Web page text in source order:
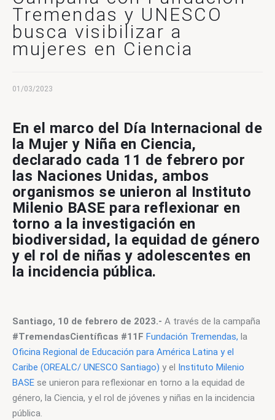
Tremendas y UNESCO
busca visibilizar a
mujeres en Ciencia
01/03/2023
En el marco del Día Internacional de
la Mujer y Niña en Ciencia,
declarado cada 11 de febrero por
las Naciones Unidas, ambos
organismos se unieron al Instituto
Milenio BASE para reflexionar en
torno a la investigación en
biodiversidad, la equidad de género
y el rol de niñas y adolescentes en
la incidencia pública.
Santiago, 10 de febrero de 2023.- A través de la campaña
#TremendasCientíficas #11F Fundación Tremendas, la
Oficina Regional de Educación para América Latina y el
Caribe (OREALC/ UNESCO Santiago) y el Instituto Milenio
BASE se unieron para reflexionar en torno a la equidad de
género, la Ciencia, y el rol de jóvenes y niñas en la incidencia
pública.